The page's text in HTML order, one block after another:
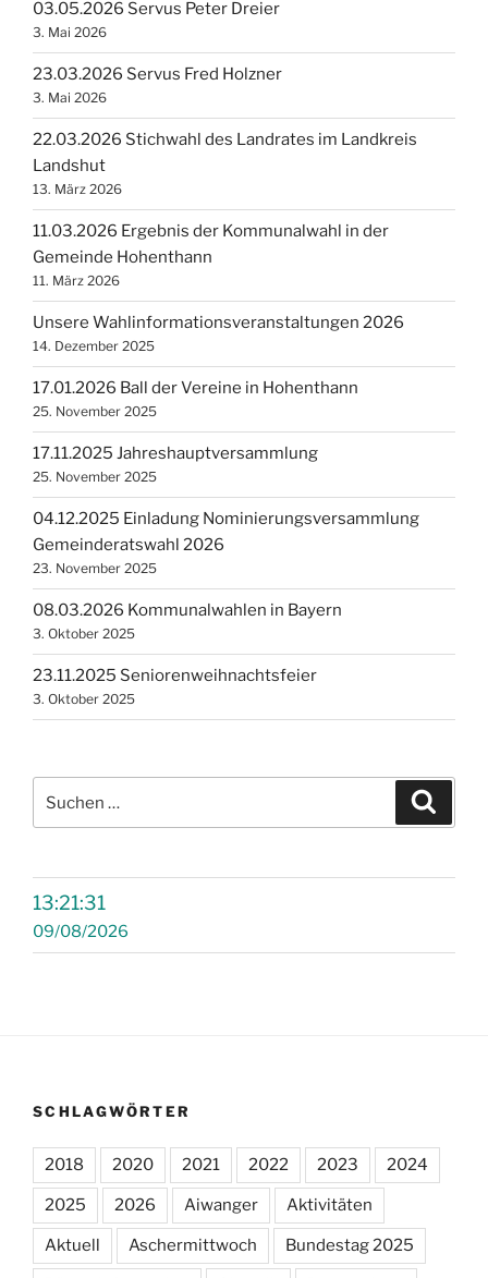
03.05.2026 Servus Peter Dreier
3. Mai 2026
23.03.2026 Servus Fred Holzner
3. Mai 2026
22.03.2026 Stichwahl des Landrates im Landkreis
Landshut
13. März 2026
11.03.2026 Ergebnis der Kommunalwahl in der
Gemeinde Hohenthann
11. März 2026
Unsere Wahlinformationsveranstaltungen 2026
14. Dezember 2025
17.01.2026 Ball der Vereine in Hohenthann
25. November 2025
17.11.2025 Jahreshauptversammlung
25. November 2025
04.12.2025 Einladung Nominierungsversammlung
Gemeinderatswahl 2026
23. November 2025
08.03.2026 Kommunalwahlen in Bayern
3. Oktober 2025
23.11.2025 Seniorenweihnachtsfeier
3. Oktober 2025
nach:
13:21:32
09/08/2026
SCHLAGWÖRTER
2018 2020 2021 2022 2023 2024
2025 2026 Aiwanger Aktivitäten
Aktuell Aschermittwoch Bundestag 2025